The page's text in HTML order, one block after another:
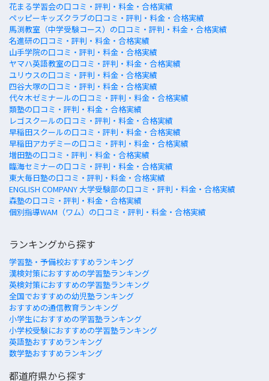
花まる学習会の口コミ・評判・料金・合格実績
ペッピーキッズクラブの口コミ・評判・料金・合格実績
馬渕教室（中学受験コース）の口コミ・評判・料金・合格実績
名進研の口コミ・評判・料金・合格実績
山手学院の口コミ・評判・料金・合格実績
ヤマハ英語教室の口コミ・評判・料金・合格実績
ユリウスの口コミ・評判・料金・合格実績
四谷大塚の口コミ・評判・料金・合格実績
代々木ゼミナールの口コミ・評判・料金・合格実績
類塾の口コミ・評判・料金・合格実績
レゴスクールの口コミ・評判・料金・合格実績
早稲田スクールの口コミ・評判・料金・合格実績
早稲田アカデミーの口コミ・評判・料金・合格実績
増田塾の口コミ・評判・料金・合格実績
臨海セミナーの口コミ・評判・料金・合格実績
東大毎日塾の口コミ・評判・料金・合格実績
ENGLISH COMPANY 大学受験部の口コミ・評判・料金・合格実績
森塾の口コミ・評判・料金・合格実績
個別指導WAM（ワム）の口コミ・評判・料金・合格実績
ランキングから探す
学習塾・予備校おすすめランキング
漢検対策におすすめの学習塾ランキング
英検対策におすすめの学習塾ランキング
全国でおすすめの幼児塾ランキング
おすすめの通信教育ランキング
小学生におすすめの学習塾ランキング
小学校受験におすすめの学習塾ランキング
英語塾おすすめランキング
数学塾おすすめランキング
都道府県から探す